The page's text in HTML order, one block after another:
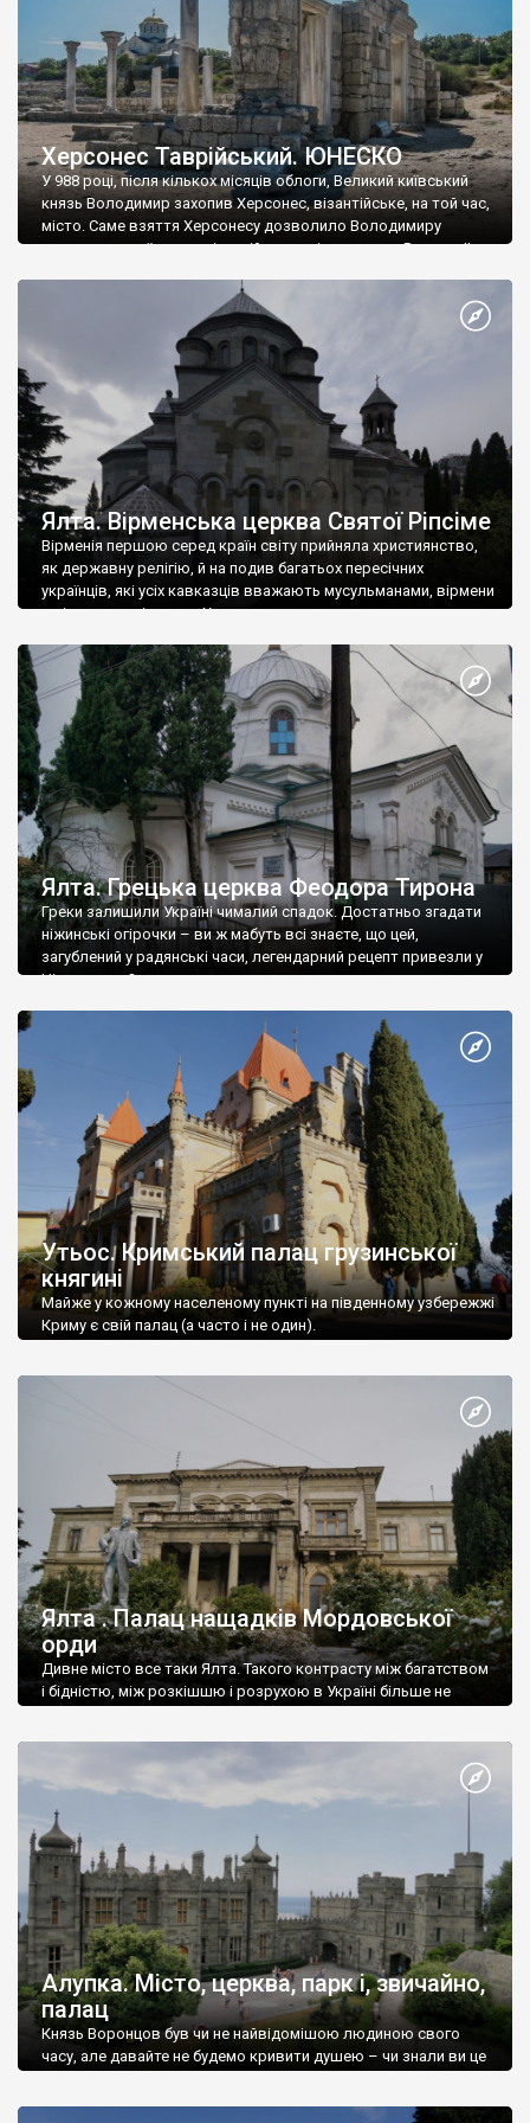
Херсонес Таврійський. ЮНЕСКО
У 988 році, після кількох місяців облоги, Великий київський
князь Володимир захопив Херсонес, візантійське, на той час,
місто. Саме взяття Херсонесу дозволило Володимиру
диктувати свої умови візантійському імператору Василю ІІ, та
Херсонесі Володимир-язичник, став Василем-християнином.
А потім було Хрещення Русі. На честь Херсонесу Таврійського
Ялта. Вірменська церква Святої Ріпсіме
Вірменія першою серед країн світу прийняла християнство,
як державну релігію, й на подив багатьох пересічних
українців, які усіх кавказців вважають мусульманами, вірмени
є відданими вірянами Христа
Ялта. Грецька церква Феодора Тирона
Греки залишили Україні чималий спадок. Достатньо згадати
ніжинські огірочки – ви ж мабуть всі знаєте, що цей,
загублений у радянські часи, легендарний рецепт привезли у
Ніжин греки?
Утьос. Кримський палац грузинської
княгині
Майже у кожному населеному пункті на південному узбережжі
Криму є свій палац (а часто і не один).
Ялта . Палац нащадків Мордовської
орди
Дивне місто все таки Ялта. Такого контрасту між багатством
і бідністю, між розкішшю і розрухою в Україні більше не
Алупка. Місто, церква, парк і, звичайно,
палац
Князь Воронцов був чи не найвідомішою людиною свого
часу, але давайте не будемо кривити душею – чи знали ви це